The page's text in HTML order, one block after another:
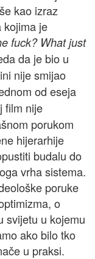
kao izraz
kojima je
fuck? What just
da je bio u
nije smijao
od eseja
film nije
porukom
hijerarhije
budalu do
vrha sistema.
poruke
o
svijetu u kojemu
ako bilo tko
u praksi.